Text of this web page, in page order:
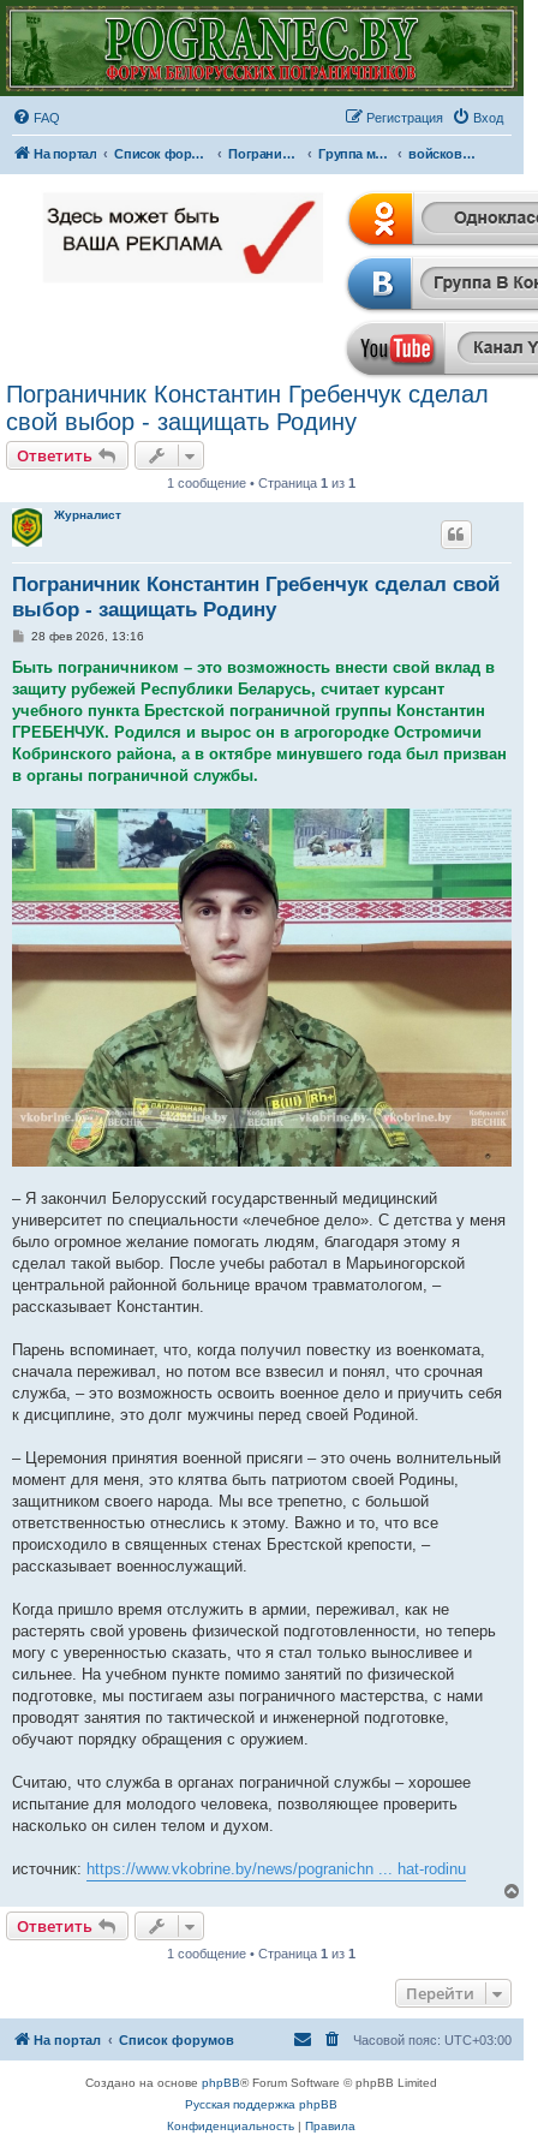
FAQ Вход
Регистрация
На портал Список форумов Пограничные отряды и части Группа материально-технического обеспечения органов пограничной службы,рота почетного караула,оркестр и ансамбль органов пограничной службы войсковая часть 1463
Пограничник Константин Гребенчук сделал
свой выбор - защищать Родину
Ответить
1 сообщение • Страница1 из1
Журналист
Пограничник Константин Гребенчук сделал свой
выбор - защищать Родину
С
о
щ
е
и
е
28 фев 2026, 13:16
Быть пограничником – это возможность внести свой вклад в
защиту рубежей Республики Беларусь, считает курсант
учебного пункта Брестской пограничной группы Константин
ГРЕБЕНЧУК. Родился и вырос он в агрогородке Остромичи
Кобринского района, а в октябре минувшего года был призван
в органы пограничной службы.
– Я закончил Белорусский государственный медицинский
университет по специальности «лечебное дело». С детства у меня
было огромное желание помогать людям, благодаря этому я
сделал такой выбор. После учебы работал в Марьиногорской
центральной районной больнице врачом травматологом, –
рассказывает Константин.
Парень вспоминает, что, когда получил повестку из военкомата,
сначала переживал, но потом все взвесил и понял, что срочная
служба, – это возможность освоить военное дело и приучить себя
к дисциплине, это долг мужчины перед своей Родиной.
– Церемония принятия военной присяги – это очень волнительный
момент для меня, это клятва быть патриотом своей Родины,
защитником своего народа. Мы все трепетно, с большой
ответственностью отнеслись к этому. Важно и то, что все
происходило в священных стенах Брестской крепости, –
рассказывает военнослужащий.
Когда пришло время отслужить в армии, переживал, как не
растерять свой уровень физической подготовленности, но теперь
могу с уверенностью сказать, что я стал только выносливее и
сильнее. На учебном пункте помимо занятий по физической
подготовке, мы постигаем азы пограничного мастерства, с нами
проводят занятия по тактической и инженерной подготовке,
обучают порядку обращения с оружием.
Считаю, что служба в органах пограничной службы – хорошее
испытание для молодого человека, позволяющее проверить
насколько он силен телом и духом.
источник: https://www.vkobrine.by/news/pogranichn ... hat-rodinu
е
я
н
Ответить
1 сообщение • Страница1 из1
Перейти
На портал Список форумов Часовой пояс: UTC+03:00
Создано на основеphpBB® Forum Software © phpBB Limited
Русская поддержка phpBB
Конфиденциальность |Правила